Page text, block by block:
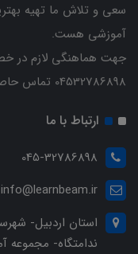
سعی و تلاش ما تهیه
آموزشی هست.
جهت هماهنگی لازم در
04532786898 تماس حاصل بفرمایید.
ارتباط با ما
045-32786898
info@learnbeam.ir
استان اردبیل-
ندامتگاه- مجموعه